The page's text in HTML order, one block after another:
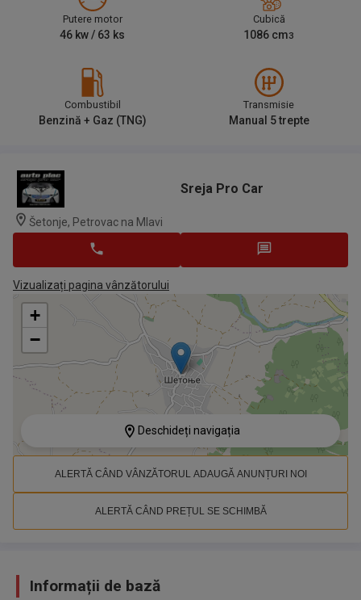
Putere motor
46 kw / 63 ks
Cubică
1086 cm3
Combustibil
Benzină + Gaz (TNG)
Transmisie
Manual 5 trepte
Sreja Pro Car
Šetonje, Petrovac na Mlavi
Vizualizați pagina vânzătorului
+
−
Deschideți navigația
ALERTĂ CÂND VÂNZĂTORUL ADAUGĂ ANUNȚURI NOI
ALERTĂ CÂND PREȚUL SE SCHIMBĂ
Informații de bază